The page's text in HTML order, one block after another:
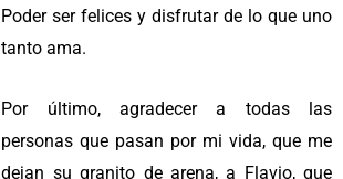
Poder ser felices y disfrutar de lo que uno
tanto ama.
Por último, agradecer a todas las
personas que pasan por mi vida, que me
dejan su granito de arena, a Flavio, que